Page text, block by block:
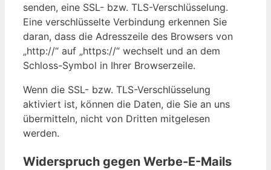
senden, eine SSL- bzw. TLS-Verschlüsselung.
Eine verschlüsselte Verbindung erkennen Sie
daran, dass die Adresszeile des Browsers von
„http://“ auf „https://“ wechselt und an dem
Schloss-Symbol in Ihrer Browserzeile.
Wenn die SSL- bzw. TLS-Verschlüsselung
aktiviert ist, können die Daten, die Sie an uns
übermitteln, nicht von Dritten mitgelesen
werden.
Widerspruch gegen Werbe-E-Mails